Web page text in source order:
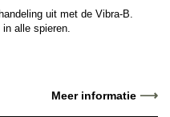
uit met de Vibra-B.
alle spieren.
Meer informatie ⟶